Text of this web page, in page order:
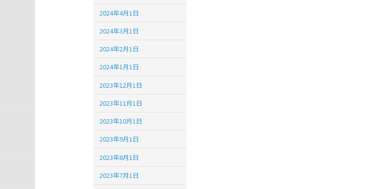
2024年4月1日
2024年3月1日
2024年2月1日
2024年1月1日
2023年12月1日
2023年11月1日
2023年10月1日
2023年9月1日
2023年8月1日
2023年7月1日